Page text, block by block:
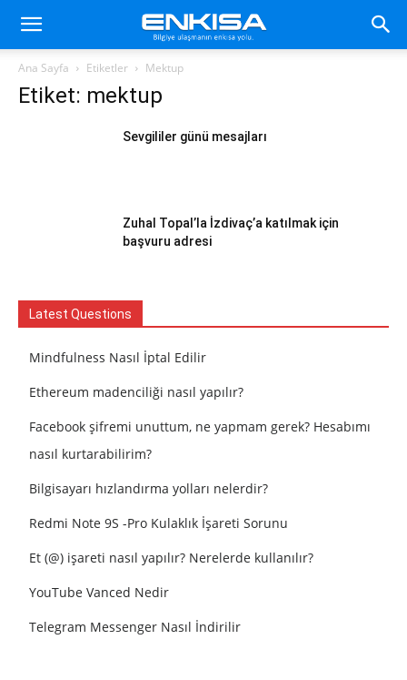
Ana Sayfa Etiketler Mektup
Etiket: mektup
Sevgililer günü mesajları
Zuhal Topal’la İzdivaç’a katılmak için
başvuru adresi
Latest Questions
Mindfulness Nasıl İptal Edilir
Ethereum madenciliği nasıl yapılır?
Facebook şifremi unuttum, ne yapmam gerek? Hesabımı
nasıl kurtarabilirim?
Bilgisayarı hızlandırma yolları nelerdir?
Redmi Note 9S -Pro Kulaklık İşareti Sorunu
Et (@) işareti nasıl yapılır? Nerelerde kullanılır?
YouTube Vanced Nedir
Telegram Messenger Nasıl İndirilir